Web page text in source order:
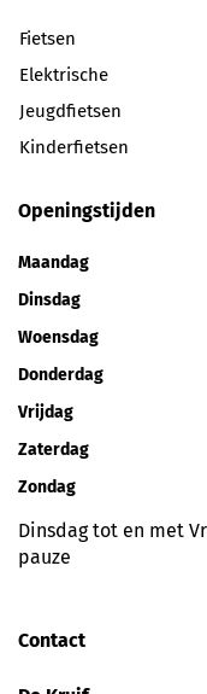
Fietsen
Elektrische
Jeugdfietsen
Kinderfietsen
Openingstijden
Maandag
Dinsdag
Woensdag
Donderdag
Vrijdag
Zaterdag
Zondag
Dinsdag tot en met
pauze
Contact